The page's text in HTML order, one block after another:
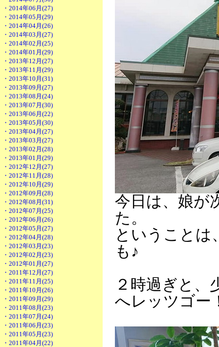
・2014年06月(27)
・2014年05月(29)
・2014年04月(26)
・2014年03月(27)
・2014年02月(25)
・2014年01月(29)
・2013年12月(27)
・2013年11月(29)
・2013年10月(31)
・2013年09月(27)
・2013年08月(24)
・2013年07月(30)
・2013年06月(22)
・2013年05月(30)
・2013年04月(27)
・2013年03月(27)
・2013年02月(28)
・2013年01月(29)
・2012年12月(27)
・2012年11月(28)
・2012年10月(29)
・2012年09月(28)
・2012年08月(31)
・2012年07月(25)
・2012年06月(26)
・2012年05月(27)
・2012年04月(28)
・2012年03月(23)
・2012年02月(23)
・2012年01月(27)
・2011年12月(27)
・2011年11月(25)
・2011年10月(26)
・2011年09月(29)
・2011年08月(23)
・2011年07月(24)
・2011年06月(23)
・2011年05月(23)
・2011年04月(22)
今日は、娘が
た。
ということは
も♪
２時過ぎと、
へレッツゴー